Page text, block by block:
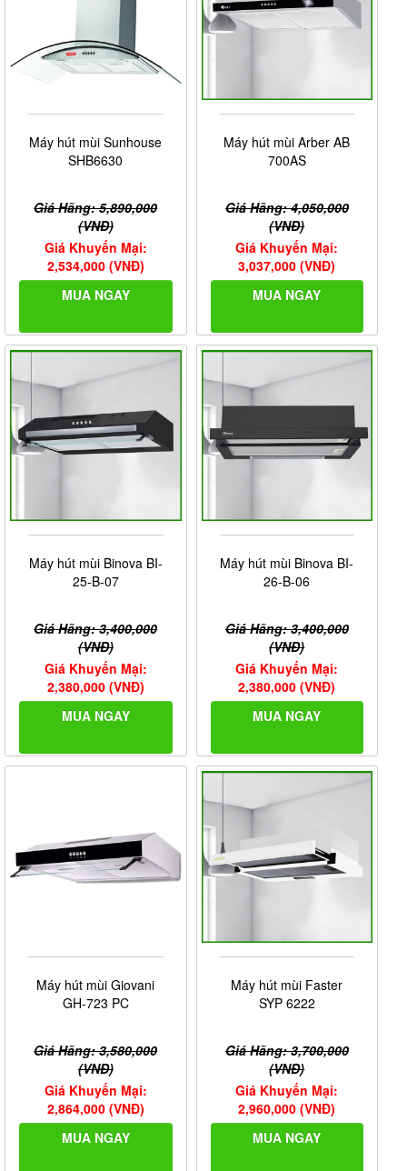
Máy hút mùi Sunhouse
SHB6630
Giá Hãng: 5,890,000
(VNĐ)
Giá Khuyến Mại:
2,534,000 (VNĐ)
MUA NGAY
Máy hút mùi Arber AB
700AS
Giá Hãng: 4,050,000
(VNĐ)
Giá Khuyến Mại:
3,037,000 (VNĐ)
MUA NGAY
Máy hút mùi Binova BI-
25-B-07
Giá Hãng: 3,400,000
(VNĐ)
Giá Khuyến Mại:
2,380,000 (VNĐ)
MUA NGAY
Máy hút mùi Binova BI-
26-B-06
Giá Hãng: 3,400,000
(VNĐ)
Giá Khuyến Mại:
2,380,000 (VNĐ)
MUA NGAY
Máy hút mùi Giovani
GH-723 PC
Giá Hãng: 3,580,000
(VNĐ)
Giá Khuyến Mại:
2,864,000 (VNĐ)
MUA NGAY
Máy hút mùi Faster
SYP 6222
Giá Hãng: 3,700,000
(VNĐ)
Giá Khuyến Mại:
2,960,000 (VNĐ)
MUA NGAY